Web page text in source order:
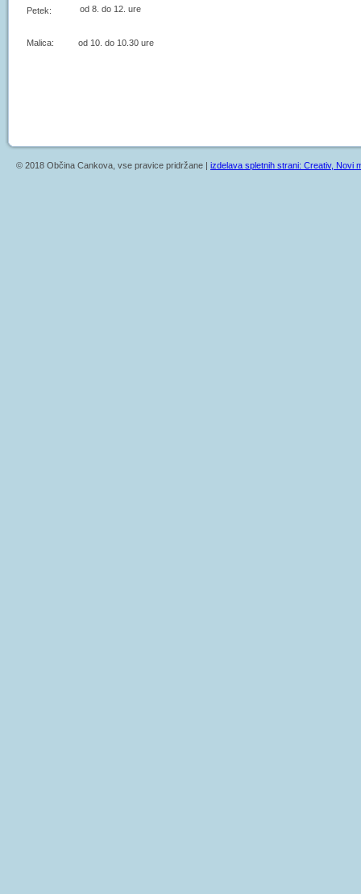
Petek: od 8. do 12. ure
Malica: od 10. do 10.30 ure
© 2018 Občina Cankova, vse pravice pridržane | izdelava spletnih strani: Creativ, Novi